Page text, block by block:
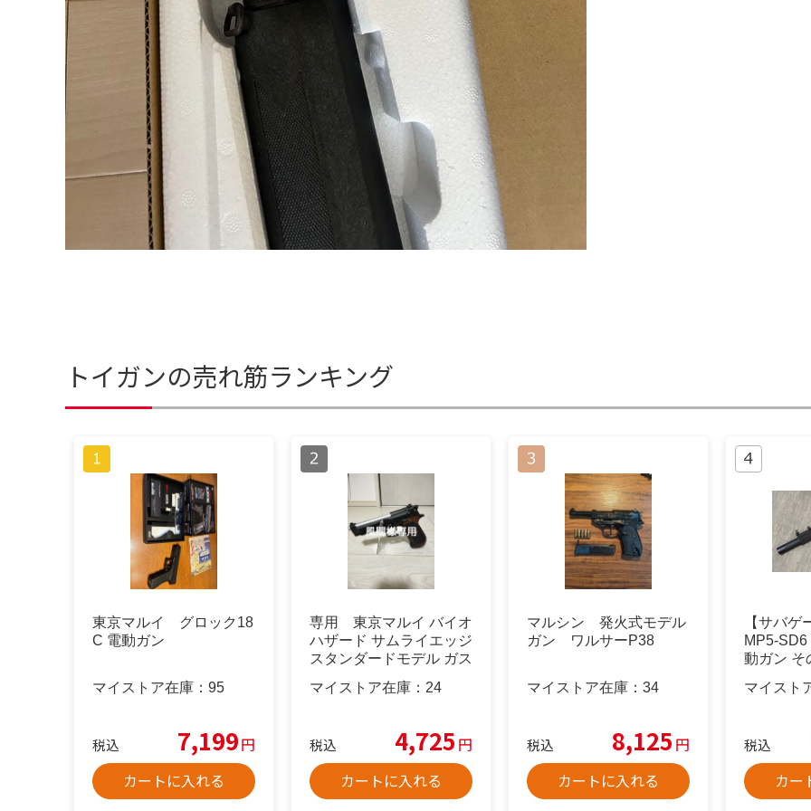
トイガンの売れ筋ランキング
東京マルイ グロック18
C 電動ガン
マイストア在庫： 95
税込 7,199円
カートに入れる
専用 東京マルイ バイオ
ハザード サムライエッジ
スタンダードモデル ガス
マイストア在庫： 24
税込 4,725 円
カートに入れる
マルシン 発火式モデル
ガン ワルサーP38
マイストア在庫： 34
税込 8,125 円
カートに入れる
【サバゲ
MP5-
動ガン そ
マイスト
税込
カー